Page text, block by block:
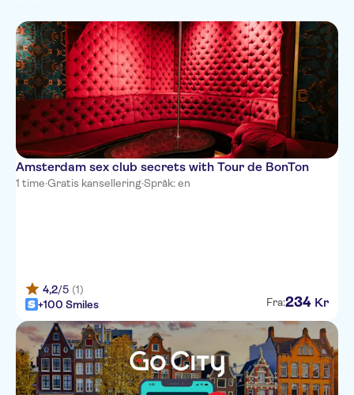
Amsterdam sex club secrets with Tour de BonTon
1 time·Gratis kansellering·Språk: en
4,2/5 (1)
+100 Smiles
Fra:234 Kr